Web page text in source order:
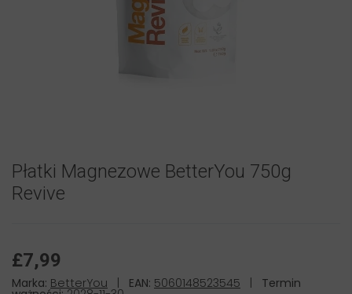
Płatki Magnezowe BetterYou 750g
Revive
£7,99
Marka: BetterYou EAN: 5060148523545 Termin